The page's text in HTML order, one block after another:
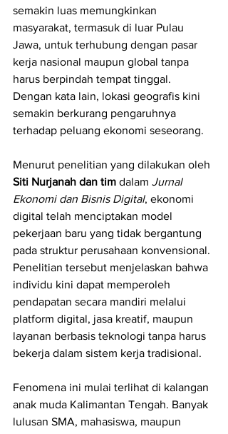
semakin luas memungkinkan
masyarakat, termasuk di luar Pulau
Jawa, untuk terhubung dengan pasar
kerja nasional maupun global tanpa
harus berpindah tempat tinggal.
Dengan kata lain, lokasi geografis kini
semakin berkurang pengaruhnya
terhadap peluang ekonomi seseorang.
Menurut penelitian yang dilakukan oleh
Siti Nurjanah dan tim dalam Jurnal
Ekonomi dan Bisnis Digital, ekonomi
digital telah menciptakan model
pekerjaan baru yang tidak bergantung
pada struktur perusahaan konvensional.
Penelitian tersebut menjelaskan bahwa
individu kini dapat memperoleh
pendapatan secara mandiri melalui
platform digital, jasa kreatif, maupun
layanan berbasis teknologi tanpa harus
bekerja dalam sistem kerja tradisional.
Fenomena ini mulai terlihat di kalangan
anak muda Kalimantan Tengah. Banyak
lulusan SMA, mahasiswa, maupun